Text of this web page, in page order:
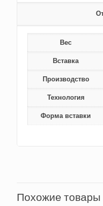
Вес
Вставка
Производство
Технология
Форма вставки
Похожие товары